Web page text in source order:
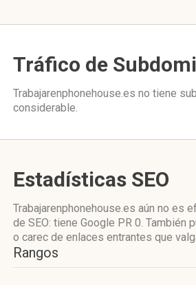
Tráfico de
Trabajarenphonehouse.es no tiene
considerable.
Estadísticas SEO
Trabajarenphonehouse.es aún no es
de SEO: tiene Google PR 0. También
o carec de enlaces entrantes que
Rangos